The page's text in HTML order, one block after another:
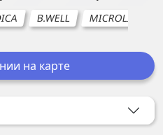
B.WELL MICROLIFE
на карте